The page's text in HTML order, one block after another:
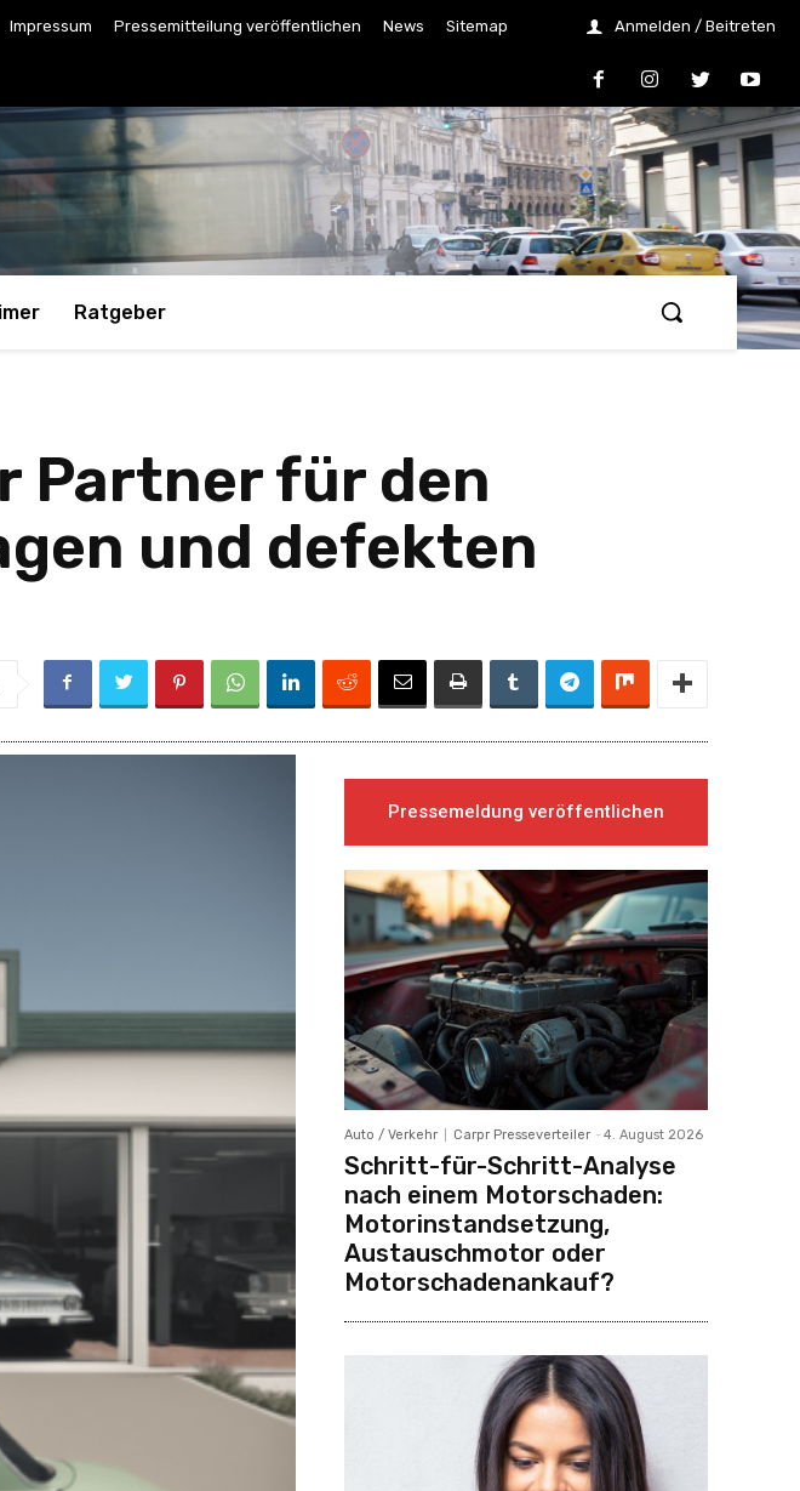
Impressum Pressemitteilung veröffentlichen News Sitemap Anmelden / Beitreten
Ratgeber
Partner für den
und defekten
Pressemeldung veröffentlichen
Auto / Verkehr Carpr Presseverteiler - 4. August 2026
Schritt-für-Schritt-Analyse
nach einem Motorschaden:
Motorinstandsetzung,
Austauschmotor oder
Motorschadenankauf?